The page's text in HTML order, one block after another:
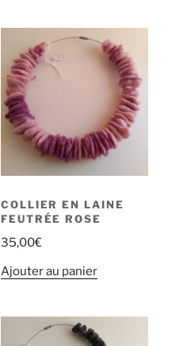
COLLIER EN LAINE
FEUTRÉE ROSE
35,00€
Ajouter au panier